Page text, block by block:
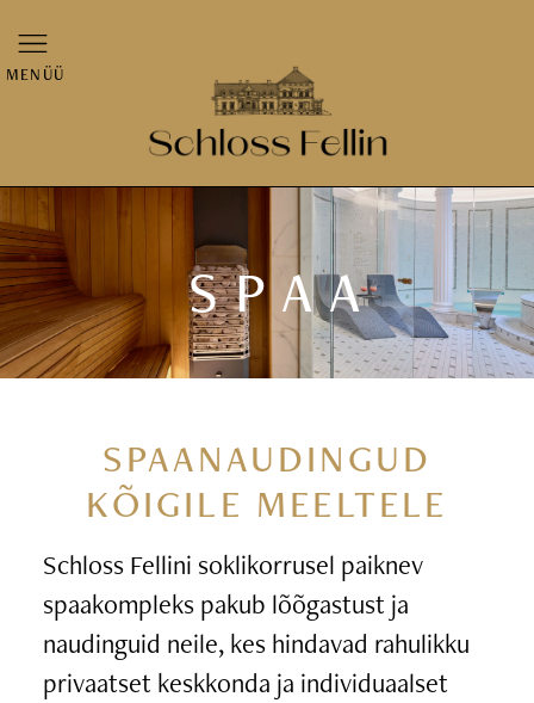
MENÜÜ
SPAA
SPAANAUDINGUD
KÕIGILE MEELTELE
Schloss Fellini soklikorrusel paiknev
spaakompleks pakub lõõgastust ja
naudinguid neile, kes hindavad rahulikku
privaatset keskkonda ja individuaalset